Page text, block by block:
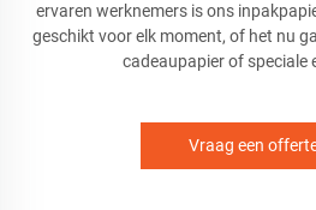
ervaren werknemers is ons
geschikt voor elk moment, of het nu
cadeaupapier of speciale
Vraag een